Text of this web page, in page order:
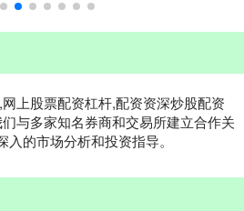
上股票配资杠杆,配资资深炒股配资
与多家知名券商和交易所建立合作关
的市场分析和投资指导。